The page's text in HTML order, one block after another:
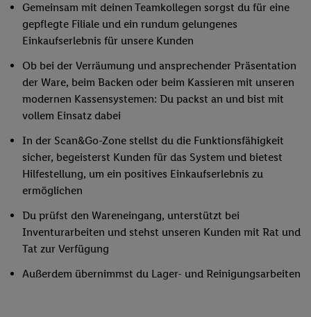
Gemeinsam mit deinen Teamkollegen sorgst du für eine
gepflegte Filiale und ein rundum gelungenes
Einkaufserlebnis für unsere Kunden
Ob bei der Verräumung und ansprechender Präsentation
der Ware, beim Backen oder beim Kassieren mit unseren
modernen Kassensystemen: Du packst an und bist mit
vollem Einsatz dabei
In der Scan&Go-Zone stellst du die Funktionsfähigkeit
sicher, begeisterst Kunden für das System und bietest
Hilfestellung, um ein positives Einkaufserlebnis zu
ermöglichen
Du prüfst den Wareneingang, unterstützt bei
Inventurarbeiten und stehst unseren Kunden mit Rat und
Tat zur Verfügung
Außerdem übernimmst du Lager- und Reinigungsarbeiten